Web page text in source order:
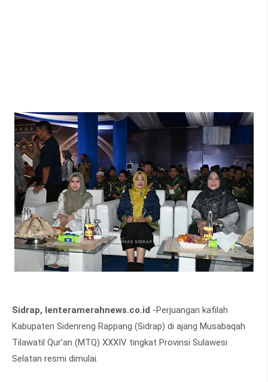
Sidrap, lenteramerahnews.co.id -Perjuangan kafilah
Kabupaten Sidenreng Rappang (Sidrap) di ajang Musabaqah
Tilawatil Qur’an (MTQ) XXXIV tingkat Provinsi Sulawesi
Selatan resmi dimulai.